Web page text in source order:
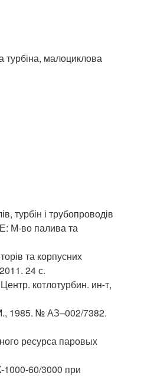
турбіна, малоциклова
турбін і трубопроводів
М-во палива та
та корпусних
24 с.
котлотурбин. ин-т,
1985. № АЗ–002/7382.
ресурса паровых
60/3000 при